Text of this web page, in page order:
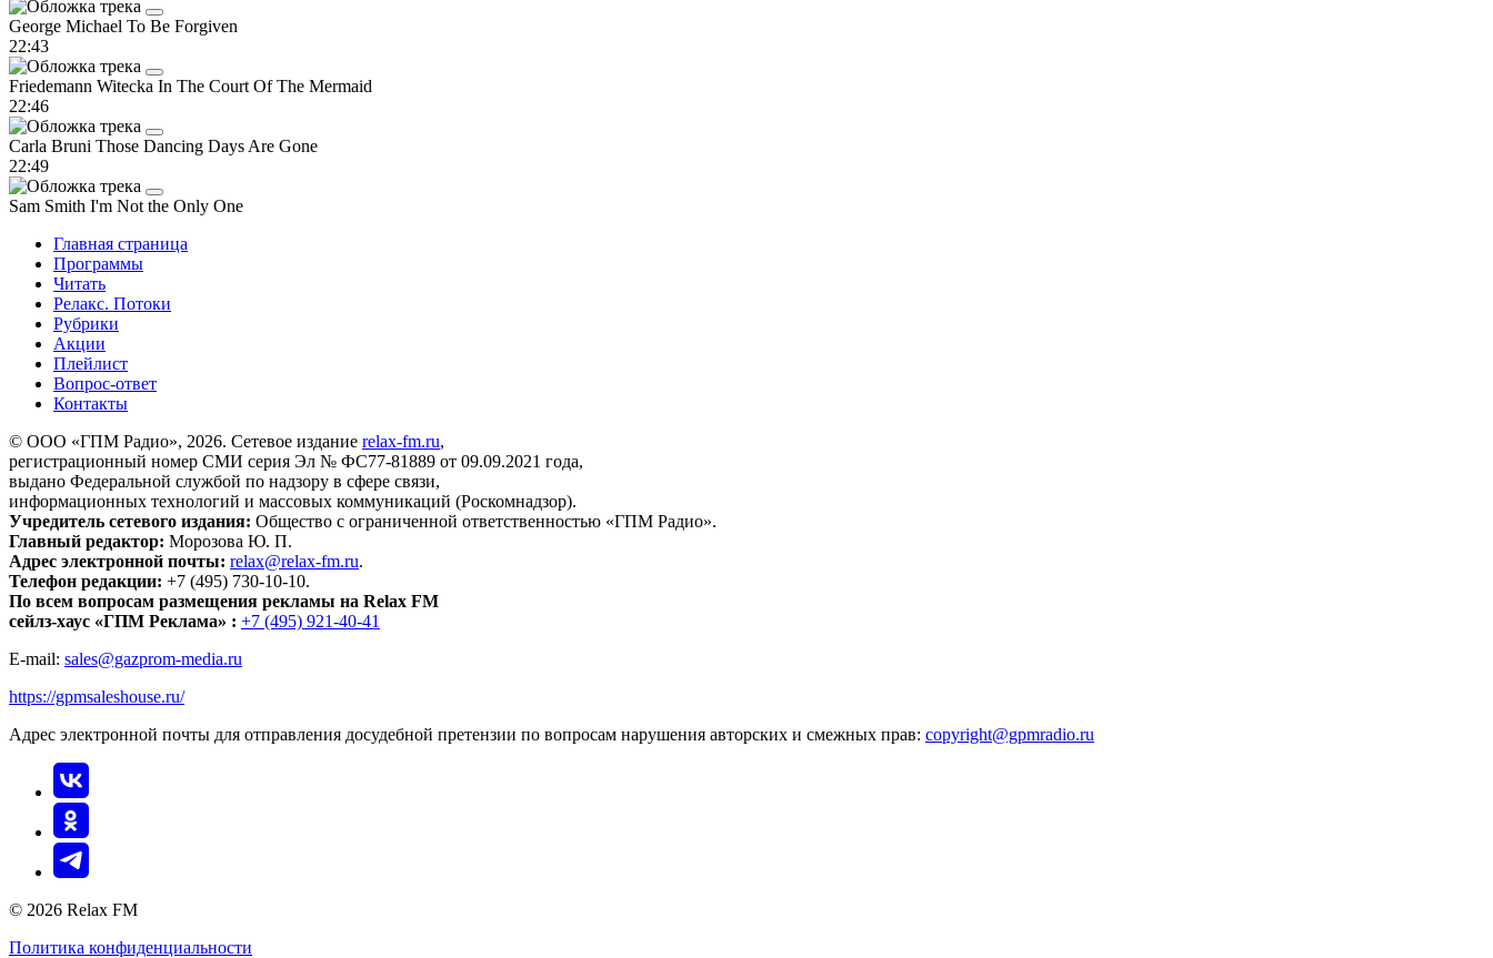
George Michael To Be Forgiven
22:43
Friedemann Witecka In The Court Of The Mermaid
22:46
Carla Bruni Those Dancing Days Are Gone
22:49
Sam Smith I'm Not the Only One
Главная страница
Программы
Читать
Релакс. Потоки
Рубрики
Акции
Плейлист
Вопрос-ответ
Контакты
© ООО «ГПМ Радио», 2026. Сетевое издание relax-fm.ru,
регистрационный номер СМИ серия Эл № ФС77-81889 от 09.09.2021 года,
выдано Федеральной службой по надзору в сфере связи,
информационных технологий и массовых коммуникаций (Роскомнадзор).
Учредитель сетевого издания: Общество с ограниченной ответственностью «ГПМ Радио».
Главный редактор: Морозова Ю. П.
Адрес электронной почты: relax@relax-fm.ru.
Телефон редакции: +7 (495) 730-10-10.
По всем вопросам размещения рекламы на Relax FM
сейлз-хаус «ГПМ Реклама» : +7 (495) 921-40-41
E-mail: sales@gazprom-media.ru
https://gpmsaleshouse.ru/
Адрес электронной почты для отправления досудебной претензии по вопросам нарушения авторских и смежных прав: copyright@gpmradio.ru
© 2026 Relax FM
Политика конфиденциальности